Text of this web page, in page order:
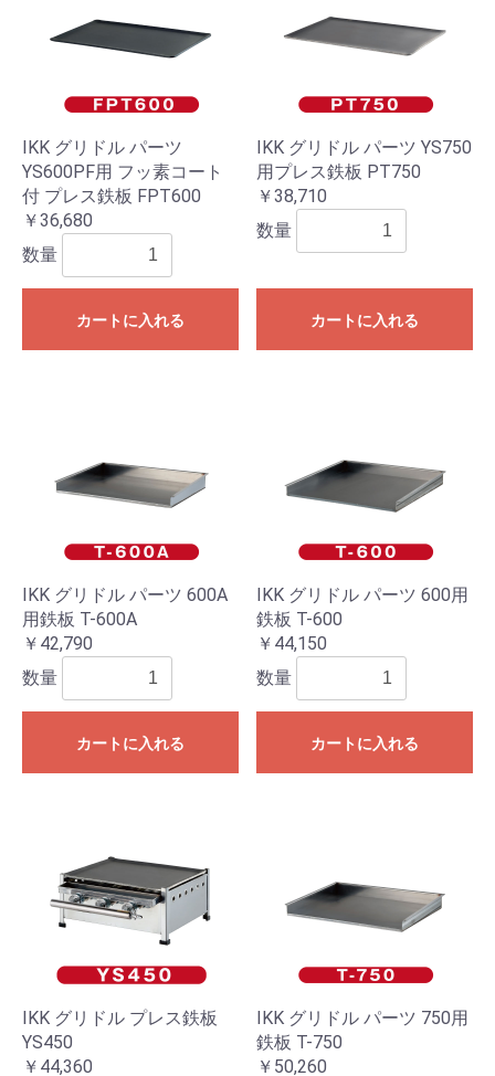
IKK グリドル パーツ
YS600PF用 フッ素コート
付 プレス鉄板 FPT600
￥36,680
数量
カートに入れる
IKK グリドル パーツ YS750
用プレス鉄板 PT750
￥38,710
数量
カートに入れる
IKK グリドル パーツ 600A
用鉄板 T-600A
￥42,790
数量
カートに入れる
IKK グリドル パーツ 600用
鉄板 T-600
￥44,150
数量
カートに入れる
IKK グリドル プレス鉄板
YS450
￥44,360
IKK グリドル パーツ 750用
鉄板 T-750
￥50,260